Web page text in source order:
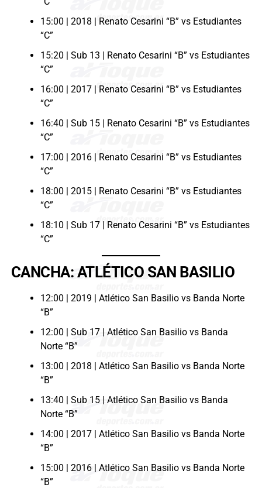
15:00 | 2018 | Renato Cesarini “B” vs Estudiantes
“C”
15:20 | Sub 13 | Renato Cesarini “B” vs Estudiantes
“C”
16:00 | 2017 | Renato Cesarini “B” vs Estudiantes
“C”
16:40 | Sub 15 | Renato Cesarini “B” vs Estudiantes
“C”
17:00 | 2016 | Renato Cesarini “B” vs Estudiantes
“C”
18:00 | 2015 | Renato Cesarini “B” vs Estudiantes
“C”
18:10 | Sub 17 | Renato Cesarini “B” vs Estudiantes
“C”
CANCHA: ATLÉTICO SAN BASILIO
12:00 | 2019 | Atlético San Basilio vs Banda Norte
“B”
12:00 | Sub 17 | Atlético San Basilio vs Banda
Norte “B”
13:00 | 2018 | Atlético San Basilio vs Banda Norte
“B”
13:40 | Sub 15 | Atlético San Basilio vs Banda
Norte “B”
14:00 | 2017 | Atlético San Basilio vs Banda Norte
“B”
15:00 | 2016 | Atlético San Basilio vs Banda Norte
“B”